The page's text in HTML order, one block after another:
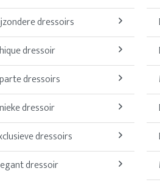
dressoirs
dressoir
dressoirs
dressoir
dressoirs
dressoir